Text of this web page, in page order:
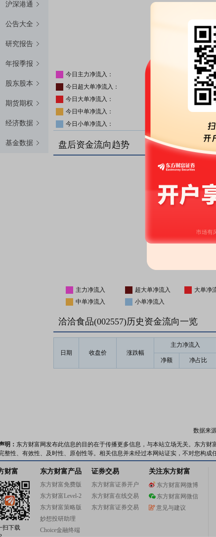
沪深港通
公告大全
研究报告
年报季报
股东股本
期货期权
经济数据
基金数据
今日主力净流入：
主力净比：
今日超大单净流入：
超大单净比：
今日大单净流入：
大单净比：
今日中单净流入：
中单净比：
今日小单净流入：
盘后资金流向趋势
主力净流入 超大单净流入
大单净
中单净流入
小单净流入
洽洽食品(002557)历史资金流向一览
日期 收盘价 涨跌幅
主力净流入
净额 净占比
数据来
明： 东方财富网发布此信息的目的在于传播更多信息，与本站立场无关。东方
整性、有效性、及时性、原创性等。相关信息并未经过本网站证实，不对您构成
财富
扫下载
东方财富产品
东方财富免费版
东方财富Level-2
东方财富策略版
妙想投研助理
Choice金融终端
证券交易
东方财富证券开户
东方财富在线交易
东方财富证券交易
关注东方财富
东方财富网微博
东方财富网微信
意见与建议